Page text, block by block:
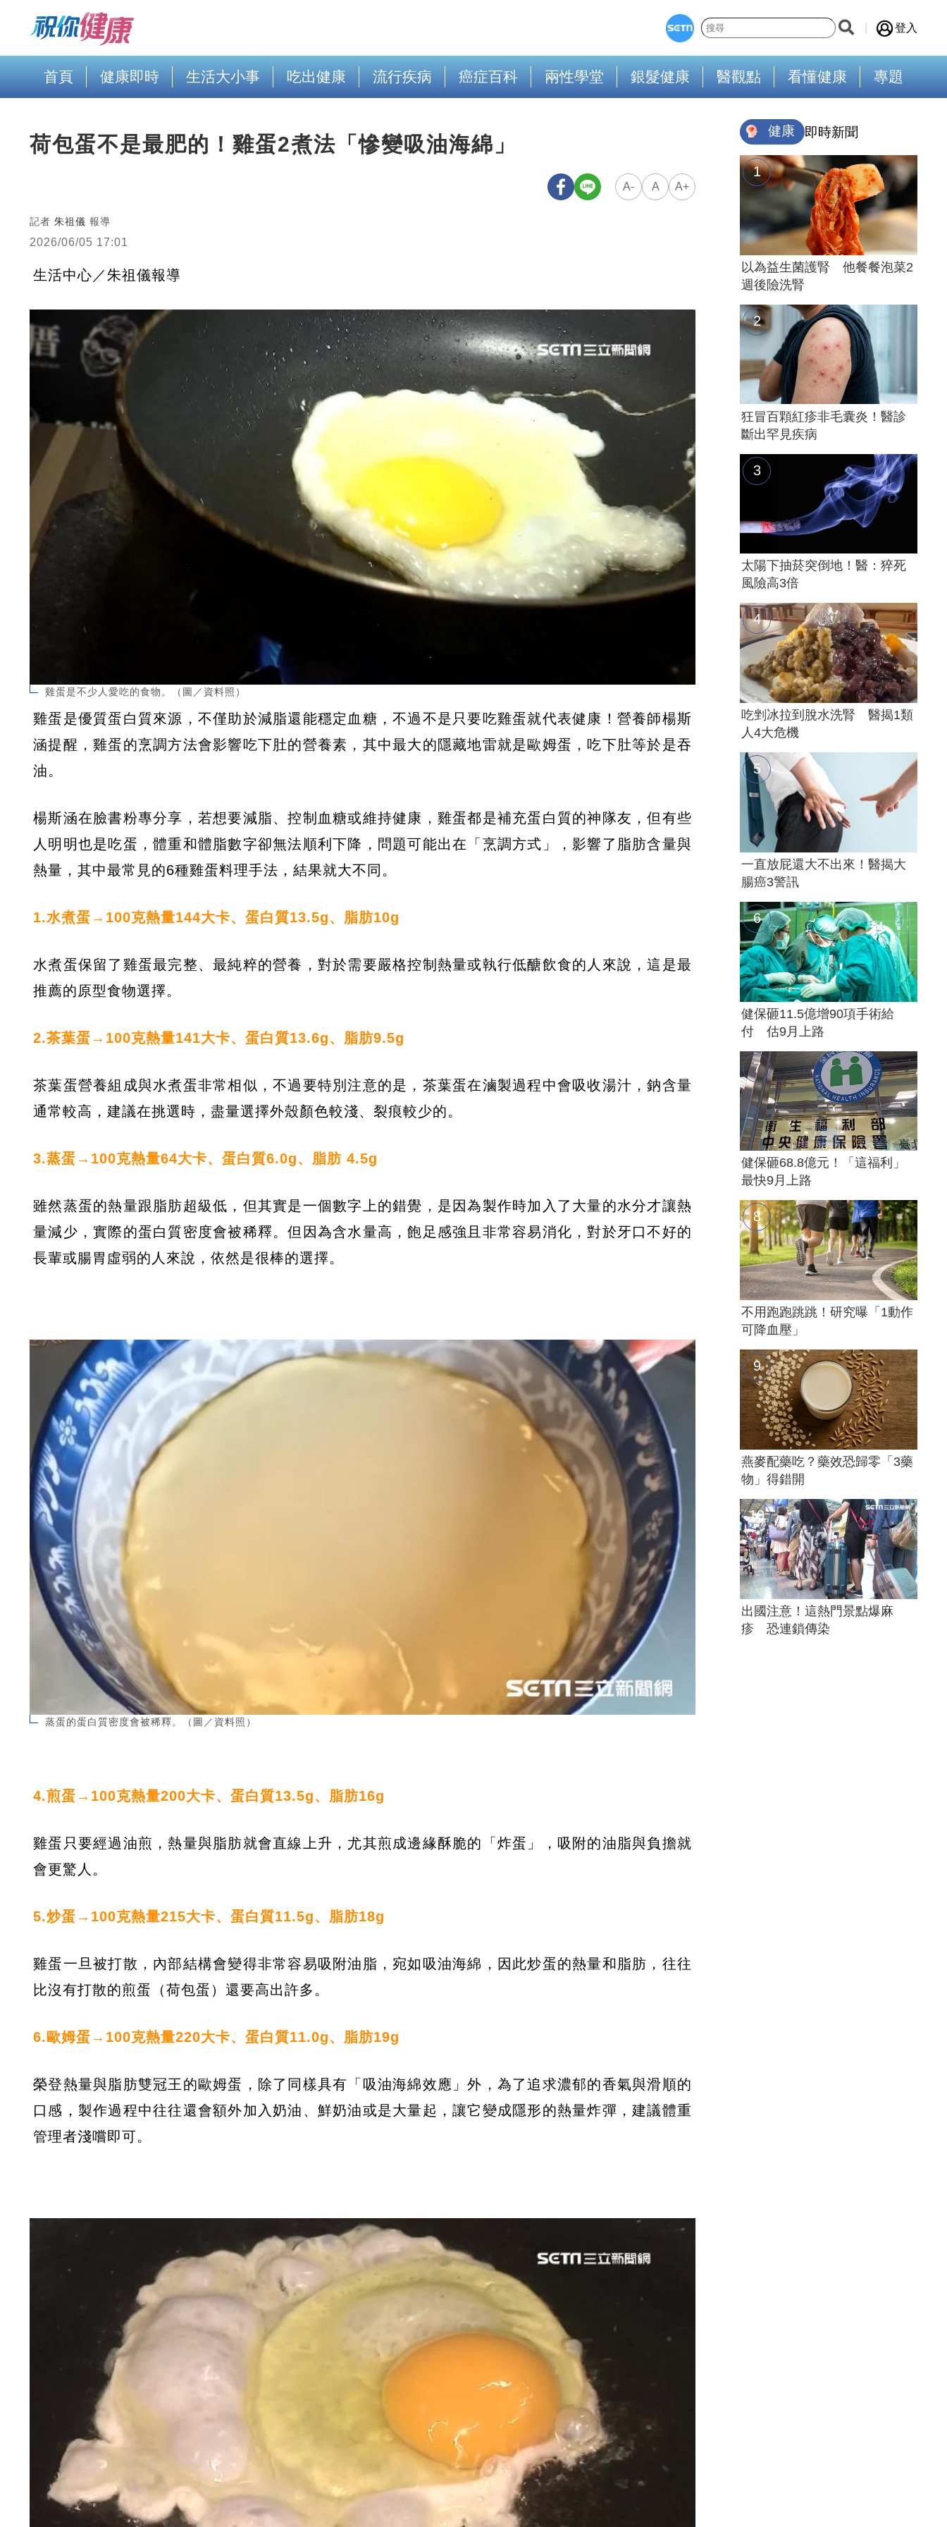
登入
首頁 健康即時 生活大小事 吃出健康 流行疾病 癌症百科 兩性學堂 銀髮健康 醫觀點 看懂健康 專題
荷包蛋不是最肥的！雞蛋2煮法「慘變吸油海綿」
A- A A+
記者 朱祖儀 報導
2026/06/05 17:01
生活中心／朱祖儀報導
雞蛋是不少人愛吃的食物。（圖／資料照）
雞蛋是優質蛋白質來源，不僅助於減脂還能穩定血糖，不過不是只要吃雞蛋就代表健康！營養師楊斯
涵提醒，雞蛋的烹調方法會影響吃下肚的營養素，其中最大的隱藏地雷就是歐姆蛋，吃下肚等於是吞
油。
楊斯涵在臉書粉專分享，若想要減脂、控制血糖或維持健康，雞蛋都是補充蛋白質的神隊友，但有些
人明明也是吃蛋，體重和體脂數字卻無法順利下降，問題可能出在「烹調方式」，影響了脂肪含量與
熱量，其中最常見的6種雞蛋料理手法，結果就大不同。
1.水煮蛋→100克熱量144大卡、蛋白質13.5g、脂肪10g
水煮蛋保留了雞蛋最完整、最純粹的營養，對於需要嚴格控制熱量或執行低醣飲食的人來說，這是最
推薦的原型食物選擇。
2.茶葉蛋→100克熱量141大卡、蛋白質13.6g、脂肪9.5g
茶葉蛋營養組成與水煮蛋非常相似，不過要特別注意的是，茶葉蛋在滷製過程中會吸收湯汁，鈉含量
通常較高，建議在挑選時，盡量選擇外殼顏色較淺、裂痕較少的。
3.蒸蛋→100克熱量64大卡、蛋白質6.0g、脂肪 4.5g
雖然蒸蛋的熱量跟脂肪超級低，但其實是一個數字上的錯覺，是因為製作時加入了大量的水分才讓熱
量減少，實際的蛋白質密度會被稀釋。但因為含水量高，飽足感強且非常容易消化，對於牙口不好的
長輩或腸胃虛弱的人來說，依然是很棒的選擇。
蒸蛋的蛋白質密度會被稀釋。（圖／資料照）
4.煎蛋→100克熱量200大卡、蛋白質13.5g、脂肪16g
雞蛋只要經過油煎，熱量與脂肪就會直線上升，尤其煎成邊緣酥脆的「炸蛋」，吸附的油脂與負擔就
會更驚人。
5.炒蛋→100克熱量215大卡、蛋白質11.5g、脂肪18g
雞蛋一旦被打散，內部結構會變得非常容易吸附油脂，宛如吸油海綿，因此炒蛋的熱量和脂肪，往往
比沒有打散的煎蛋（荷包蛋）還要高出許多。
6.歐姆蛋→100克熱量220大卡、蛋白質11.0g、脂肪19g
榮登熱量與脂肪雙冠王的歐姆蛋，除了同樣具有「吸油海綿效應」外，為了追求濃郁的香氣與滑順的
口感，製作過程中往往還會額外加入奶油、鮮奶油或是大量起，讓它變成隱形的熱量炸彈，建議體重
管理者淺嚐即可。
健康 即時新聞
以為益生菌護腎 他餐餐泡菜2
週後險洗腎
狂冒百顆紅疹非毛囊炎！醫診
斷出罕見疾病
太陽下抽菸突倒地！醫：猝死
風險高3倍
吃剉冰拉到脫水洗腎 醫揭1類
人4大危機
一直放屁還大不出來！醫揭大
腸癌3警訊
健保砸11.5億增90項手術給
付 估9月上路
健保砸68.8億元！「這福利」
最快9月上路
不用跑跑跳跳！研究曝「1動作
可降血壓」
燕麥配藥吃？藥效恐歸零「3藥
物」得錯開
出國注意！這熱門景點爆麻
疹 恐連鎖傳染